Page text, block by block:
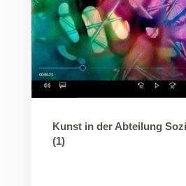
Kunst in der Abteilung
(1)